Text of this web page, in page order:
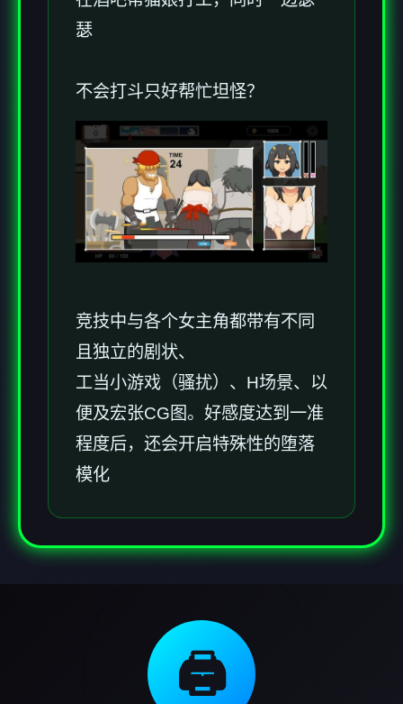
瑟
不会打斗只好帮忙坦怪？
竞技中与各个女主角都带有不同
且独立的剧状、
工当小游戏（骚扰）、H场景、以
便及宏张CG图。好感度达到一准
程度后，还会开启特殊性的堕落
模化
🖨️